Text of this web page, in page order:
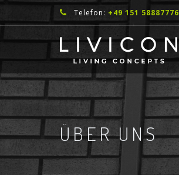
Telefon: +49 151 58887776
ÜBER UNS